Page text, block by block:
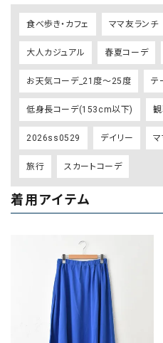
食べ歩き・カフェ ママ友ランチ
大人カジュアル 春夏コーデ
お天気コーデ_21度～25度 テ
低身長コーデ(153cm以下)
2026ss0529 デイリー
旅行 スカートコーデ
着用アイテム